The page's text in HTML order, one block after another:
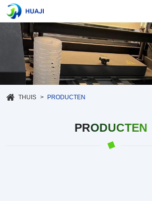
THUIS PRODUCTEN
PRODUCTEN